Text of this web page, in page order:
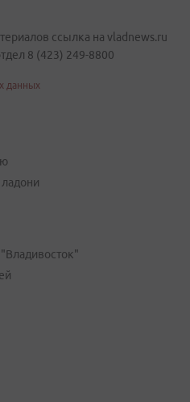
ссылка на vladnews.ru
8 (423) 249-8800
данных
ладони